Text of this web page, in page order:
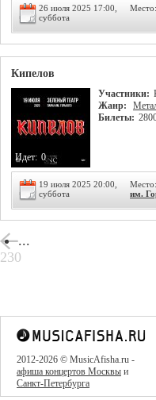
26 июля 2025 17:00,
суббота
Место:
Кипелов
Участники:
Жанр:
Билеты:
Идет: 0
19 июля 2025 20:00,
суббота
Место:
им.
...
230
2012-2026 © MusicAfisha.ru -
афиша концертов Москвы и
Санкт-Петербурга